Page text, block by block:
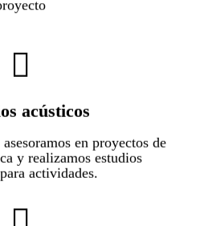
acústicos
en proyectos de
y realizamos estudios
actividades.